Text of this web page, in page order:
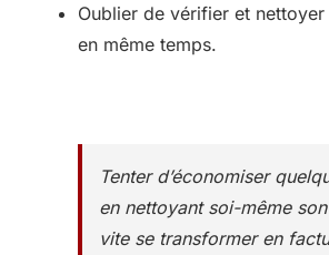
Oublier de vérifier et
en même temps.
Tenter d’économiser
en nettoyant soi-même
vite se transformer en